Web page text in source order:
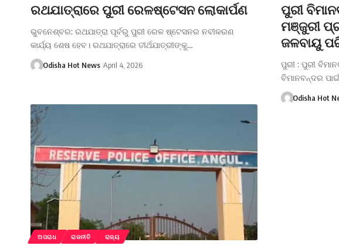
ରଥଯାତ୍ରାରେ ପୁରୀ ରେଳଷ୍ଟେସନ ଲୋକାର୍ପଣ
ଭୁବନେଶ୍ବର: ରଥଯାତ୍ରା ପୂର୍ବରୁ ପୁରୀ ରେଳ ଷ୍ଟେସନର ନବୀକରଣ
କାର୍ଯ୍ୟ ଶେଷ ହେବ। ରଥଯାତ୍ରାରେ ତୀର୍ଥଯାତ୍ରୀଙ୍କୁ…
Odisha Hot News April 4, 2026
ପୁରୀ
ମଞ୍ଜୁରୀ
ଜଳବାୟୁ
ପୁରୀ : ପୁରୀ
ବିମାନବନ୍ଦର
Odisha Hot
ଅପରାଧ ରାଜନୀତି ରାଜ୍ୟ